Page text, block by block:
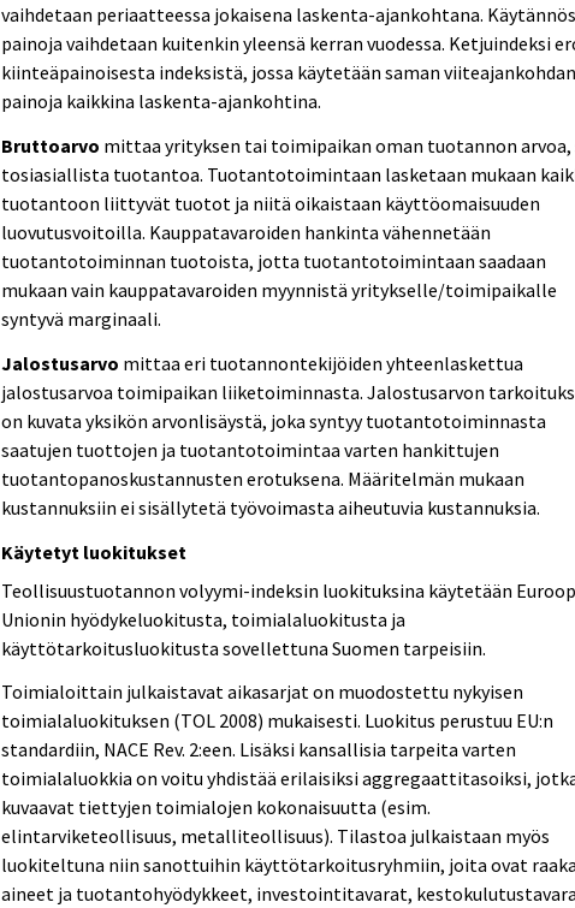
vaihdetaan periaatteessa jokaisena laskenta-ajankohtana.
painoja vaihdetaan kuitenkin yleensä kerran vuodessa. Ketjuindeksi
kiinteäpainoisesta indeksistä, jossa käytetään saman viiteajankohdan
painoja kaikkina laskenta-ajankohtina.
Bruttoarvo mittaa yrityksen tai toimipaikan oman tuotannon arvoa,
tosiasiallista tuotantoa. Tuotantotoimintaan lasketaan mukaan
tuotantoon liittyvät tuotot ja niitä oikaistaan käyttöomaisuuden
luovutusvoitoilla. Kauppatavaroiden hankinta vähennetään
tuotantotoiminnan tuotoista, jotta tuotantotoimintaan saadaan
mukaan vain kauppatavaroiden myynnistä yritykselle/toimipaikalle
syntyvä marginaali.
Jalostusarvo mittaa eri tuotannontekijöiden yhteenlaskettua
jalostusarvoa toimipaikan liiketoiminnasta. Jalostusarvon
on kuvata yksikön arvonlisäystä, joka syntyy tuotantotoiminnasta
saatujen tuottojen ja tuotantotoimintaa varten hankittujen
tuotantopanoskustannusten erotuksena. Määritelmän mukaan
kustannuksiin ei sisällytetä työvoimasta aiheutuvia kustannuksia.
Käytetyt luokitukset
Teollisuustuotannon volyymi-indeksin luokituksina käytetään
Unionin hyödykeluokitusta, toimialaluokitusta ja
käyttötarkoitusluokitusta sovellettuna Suomen tarpeisiin.
Toimialoittain julkaistavat aikasarjat on muodostettu nykyisen
toimialaluokituksen (TOL 2008) mukaisesti. Luokitus perustuu EU:n
standardiin, NACE Rev. 2:een. Lisäksi kansallisia tarpeita varten
toimialaluokkia on voitu yhdistää erilaisiksi aggregaattitasoiksi,
kuvaavat tiettyjen toimialojen kokonaisuutta (esim.
elintarviketeollisuus, metalliteollisuus). Tilastoa julkaistaan myös
luokiteltuna niin sanottuihin käyttötarkoitusryhmiin, joita ovat
aineet ja tuotantohyödykkeet, investointitavarat,